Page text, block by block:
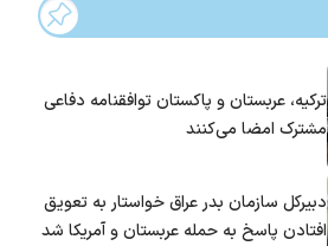
ترکیه، عربستان و پاکستان توافقنامه دفاعی
مشترک امضا می‌کنند
دبیرکل سازمان بدر عراق خواستار به تعویق
افتادن پاسخ به حمله عربستان و آمریکا شد